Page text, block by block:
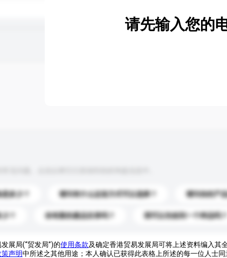
多少？ 请问有什么运送方式可以选择？ 请问你的产
？ 你有新的產品目录吗？ 我可以先收到一个样品吗？
请先输入您的
展局(“贸发局”)的使用条款及确定香港贸易发展局可将上述资料编入其
声明中所述之其他用途；本人确认已获得此表格上所述的每一位人士